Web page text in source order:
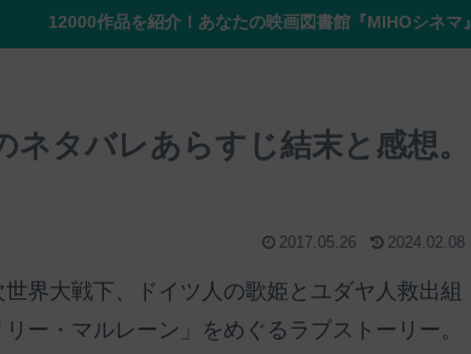
12000作品を紹介！あなたの映画図書館『MIHOシネマ』
タバレあらすじ結末と感想。
2017.05.26 2024.02.08
界大戦下、ドイツ人の歌姫とユダヤ人救出組
ー・マルレーン」をめぐるラブストーリー。